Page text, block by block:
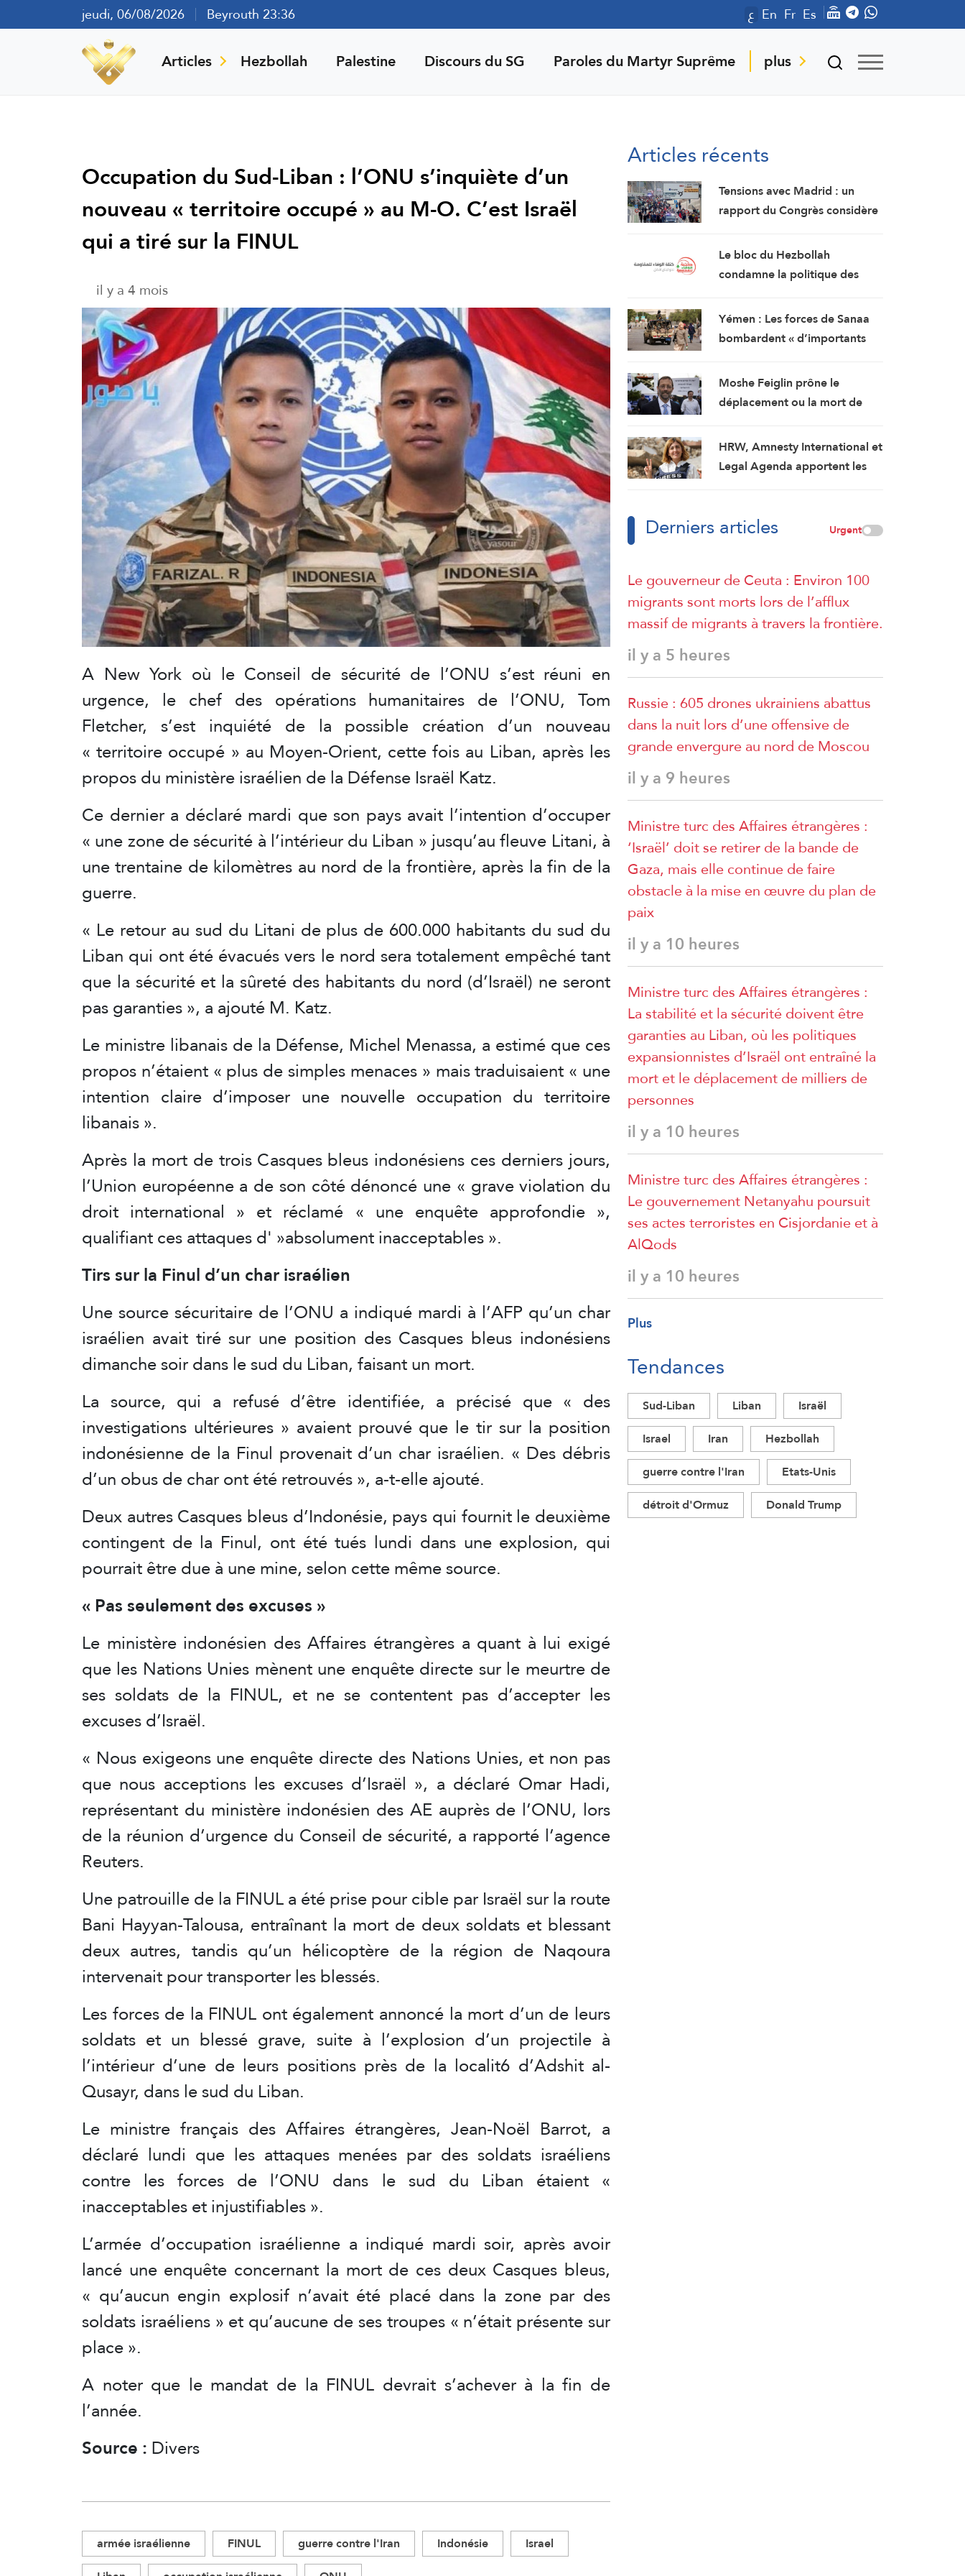
jeudi, 06/08/2026 Beyrouth 23:36 ع En Fr Es
Articles Hezbollah Palestine Discours du SG Paroles du Martyr Suprême plus
Occupation du Sud-Liban : l’ONU s’inquiète d’un
nouveau « territoire occupé » au M-O. C’est Israël
qui a tiré sur la FINUL
il y a 4 mois
A New York où le Conseil de sécurité de l’ONU s’est réuni en
urgence, le chef des opérations humanitaires de l’ONU, Tom
Fletcher, s’est inquiété de la possible création d’un nouveau
« territoire occupé » au Moyen-Orient, cette fois au Liban, après les
propos du ministère israélien de la Défense Israël Katz.
Ce dernier a déclaré mardi que son pays avait l’intention d’occuper
« une zone de sécurité à l’intérieur du Liban » jusqu’au fleuve Litani, à
une trentaine de kilomètres au nord de la frontière, après la fin de la
guerre.
« Le retour au sud du Litani de plus de 600.000 habitants du sud du
Liban qui ont été évacués vers le nord sera totalement empêché tant
que la sécurité et la sûreté des habitants du nord (d’Israël) ne seront
pas garanties », a ajouté M. Katz.
Le ministre libanais de la Défense, Michel Menassa, a estimé que ces
propos n’étaient « plus de simples menaces » mais traduisaient « une
intention claire d’imposer une nouvelle occupation du territoire
libanais ».
Après la mort de trois Casques bleus indonésiens ces derniers jours,
l’Union européenne a de son côté dénoncé une « grave violation du
droit international » et réclamé « une enquête approfondie »,
qualifiant ces attaques d' »absolument inacceptables ».
Tirs sur la Finul d’un char israélien
Une source sécuritaire de l’ONU a indiqué mardi à l’AFP qu’un char
israélien avait tiré sur une position des Casques bleus indonésiens
dimanche soir dans le sud du Liban, faisant un mort.
La source, qui a refusé d’être identifiée, a précisé que « des
investigations ultérieures » avaient prouvé que le tir sur la position
indonésienne de la Finul provenait d’un char israélien. « Des débris
d’un obus de char ont été retrouvés », a-t-elle ajouté.
Deux autres Casques bleus d’Indonésie, pays qui fournit le deuxième
contingent de la Finul, ont été tués lundi dans une explosion, qui
pourrait être due à une mine, selon cette même source.
« Pas seulement des excuses »
Le ministère indonésien des Affaires étrangères a quant à lui exigé
que les Nations Unies mènent une enquête directe sur le meurtre de
ses soldats de la FINUL, et ne se contentent pas d’accepter les
excuses d’Israël.
« Nous exigeons une enquête directe des Nations Unies, et non pas
que nous acceptions les excuses d’Israël », a déclaré Omar Hadi,
représentant du ministère indonésien des AE auprès de l’ONU, lors
de la réunion d’urgence du Conseil de sécurité, a rapporté l’agence
Reuters.
Une patrouille de la FINUL a été prise pour cible par Israël sur la route
Bani Hayyan-Talousa, entraînant la mort de deux soldats et blessant
deux autres, tandis qu’un hélicoptère de la région de Naqoura
intervenait pour transporter les blessés.
Les forces de la FINUL ont également annoncé la mort d’un de leurs
soldats et un blessé grave, suite à l’explosion d’un projectile à
l’intérieur d’une de leurs positions près de la localit6 d’Adshit al-
Qusayr, dans le sud du Liban.
Le ministre français des Affaires étrangères, Jean-Noël Barrot, a
déclaré lundi que les attaques menées par des soldats israéliens
contre les forces de l’ONU dans le sud du Liban étaient «
inacceptables et injustifiables ».
L’armée d’occupation israélienne a indiqué mardi soir, après avoir
lancé une enquête concernant la mort de ces deux Casques bleus,
« qu’aucun engin explosif n’avait été placé dans la zone par des
soldats israéliens » et qu’aucune de ses troupes « n’était présente sur
place ».
A noter que le mandat de la FINUL devrait s’achever à la fin de
l’année.
Source :Divers
armée israélienne FINUL guerre contre l'Iran Indonésie
Israel
Articles récents
Tensions avec Madrid : un
rapport du Congrès considère
territoires marocains
Le bloc du Hezbollah
condamne la politique des
soumission, la capitulation et
les négociations humiliantes »
Yémen : Les forces de Sanaa
bombardent « d’importants
saoudiens » qui préparaient
une attaque contre des
régions libérées
Moshe Feiglin prône le
déplacement ou la mort de
HRW, Amnesty International et
Legal Agenda apportent les
journaliste Amal Khalil
Derniers articles Urgent
Le gouverneur de Ceuta : Environ 100
migrants sont morts lors de l’afflux
massif de migrants à travers la frontière.
il y a 5 heures
Russie : 605 drones ukrainiens abattus
dans la nuit lors d’une offensive de
grande envergure au nord de Moscou
il y a 9 heures
Ministre turc des Affaires étrangères :
‘Israël’ doit se retirer de la bande de
Gaza, mais elle continue de faire
obstacle à la mise en œuvre du plan de
paix
il y a 10 heures
Ministre turc des Affaires étrangères :
La stabilité et la sécurité doivent être
garanties au Liban, où les politiques
expansionnistes d’Israël ont entraîné la
mort et le déplacement de milliers de
personnes
il y a 10 heures
Ministre turc des Affaires étrangères :
Le gouvernement Netanyahu poursuit
ses actes terroristes en Cisjordanie et à
AlQods
il y a 10 heures
Plus
Tendances
Sud-Liban Liban
Israël
Israel
Iran
Hezbollah
guerre contre l'Iran
Etats-Unis
détroit d'Ormuz
Donald Trump